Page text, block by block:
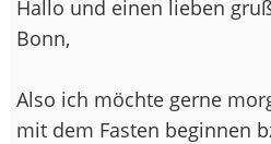
Hallo und einen lieben
Bonn,
Also ich möchte gerne
mit dem Fasten beginnen